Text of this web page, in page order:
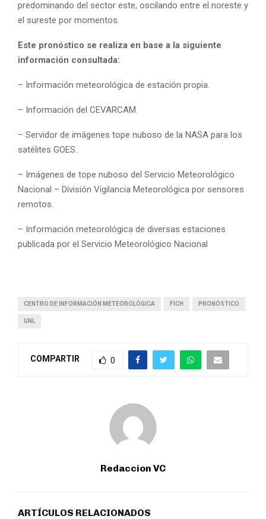
predominando del sector este, oscilando entre el noreste y
el sureste por momentos.
Este pronóstico se realiza en base a la siguiente
información consultada:
– Información meteorológica de estación propia.
– Información del CEVARCAM.
– Servidor de imágenes tope nuboso de la NASA para los
satélites GOES.
– Imágenes de tope nuboso del Servicio Meteorológico
Nacional – División Vigilancia Meteorológica por sensores
remotos.
– Información meteorológica de diversas estaciones
publicada por el Servicio Meteorológico Nacional
CENTRO DE INFORMACIÓN METEOROLÓGICA FICH PRONÓSTICO
UNL
COMPARTIR 0
Redaccion VC
ARTÍCULOS RELACIONADOS